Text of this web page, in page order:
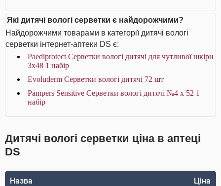
Які дитячі вологі серветки є найдорожчими?
Найдорожчими товарами в категорії дитячі вологі
серветки інтернет-аптеки DS є:
Paediprotect Серветки вологі дитячі для чутливої шкіри
3х48 1 набір
Evoluderm Серветки вологі дитячі 72 шт
Pampers Sensitive Серветки вологі дитячі №4 х 52 1
набір
Дитячі вологі серветки ціна в аптеці
DS
Назва Ціна